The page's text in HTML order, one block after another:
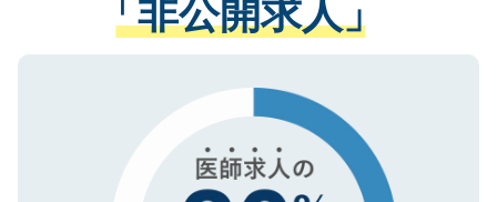
る、プライバシーマークを取得済みです。
で、機密保持に関してもご安心ください。
させていただきます。すぐにご転職をされ
ない方には、長期的なサポートが可能です
ので、まずはご登録ください。
「非公開求人」